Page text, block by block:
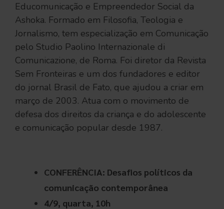
Educomunicação e Empreendedor Social da
Ashoka. Formado em Filosofia, Teologia e
Jornalismo, tem especialização em Comunicação
pelo Studio Paolino Internazionale di
Comunicazione, de Roma. Foi diretor da Revista
Sem Fronteiras e um dos fundadores e editor
do jornal Brasil de Fato, que ajudou a criar em
março de 2003. Atua com o movimento de
defesa dos direitos da criança e do adolescente
e comunicação popular desde 1987.
CONFERÊNCIA: Desafios políticos da
comunicação contemporânea
4/9, quarta, 10h